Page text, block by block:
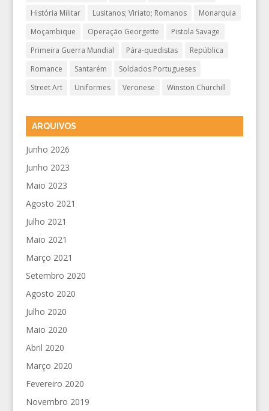
História Militar
Lusitanos; Viriato; Romanos
Monarquia
Moçambique
Operação Georgette
Pistola Savage
Primeira Guerra Mundial
Pára-quedistas
República
Romance
Santarém
Soldados Portugueses
Street Art
Uniformes Veronese Winston Churchill
ARQUIVOS
Junho 2026
Junho 2023
Maio 2023
Agosto 2021
Julho 2021
Maio 2021
Março 2021
Setembro 2020
Agosto 2020
Julho 2020
Maio 2020
Abril 2020
Março 2020
Fevereiro 2020
Novembro 2019